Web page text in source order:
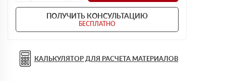
ПОЛУЧИТЬ КОНСУЛЬТАЦИЮ
БЕСПЛАТНО
КАЛЬКУЛЯТОР ДЛЯ РАСЧЕТА МАТЕРИАЛОВ